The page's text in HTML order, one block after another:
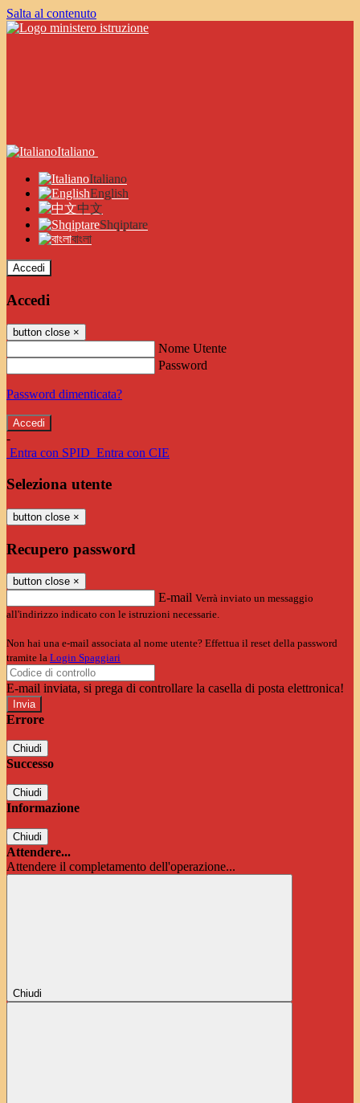
Salta al contenuto
Italiano
Italiano
English
中文
Shqiptare
বাংলা
Accedi
Accedi
button close ×
Nome Utente
Password
Password dimenticata?
-
Entra con SPID Entra con CIE
Seleziona utente
button close ×
Recupero password
button close ×
E-mail Verrà inviato un messaggio
all'indirizzo indicato con le istruzioni necessarie.
Non hai una e-mail associata al nome utente? Effettua il reset della password
tramite la Login Spaggiari
E-mail inviata, si prega di controllare la casella di posta elettronica!
Errore
Chiudi
Successo
Chiudi
Informazione
Chiudi
Attendere...
Attendere il completamento dell'operazione...
Chiudi